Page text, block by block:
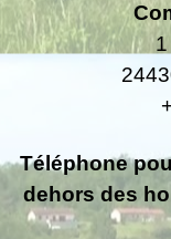
Téléphone
dehors des